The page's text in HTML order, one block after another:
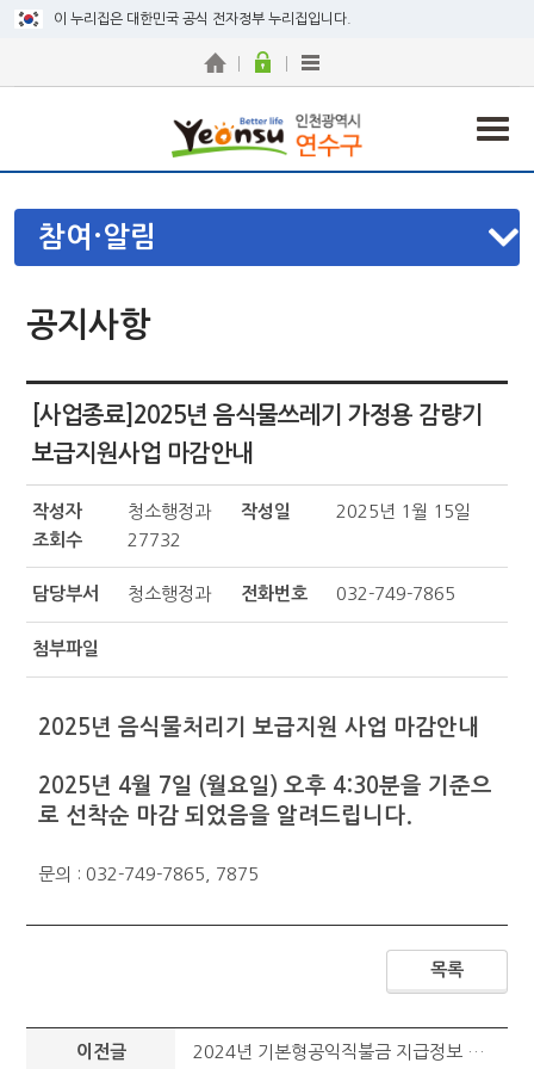
이 누리집은 대한민국 공식 전자정부 누리집입니다.
참여·알림
공지사항
[사업종료]2025년 음식물쓰레기 가정용 감량기
보급지원사업 마감안내
작성자 청소행정과 작성일
2025년 1월 15일
조회수
27732
담당부서 청소행정과 전화번호 032-749-7865
첨부파일
2025년 음식물처리기 보급지원 사업 마감안내
2025년 4월 7일 (월요일) 오후 4:30분을 기준으
로 선착순 마감 되었음을 알려드립니다.
문의 : 032-749-7865, 7875
목록
이전글 2024년 기본형공익직불금 지급정보 공개